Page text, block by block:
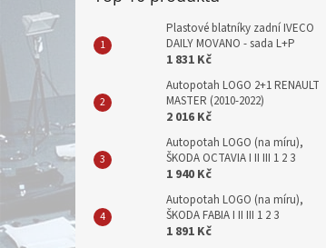
Plastové blatníky zadní IVECO
DAILY MOVANO - sada L+P
1 831 Kč
Autopotah LOGO 2+1 RENAULT
MASTER (2010-2022)
2 016 Kč
Autopotah LOGO (na míru),
ŠKODA OCTAVIA I II III 1 2 3
1 940 Kč
Autopotah LOGO (na míru),
ŠKODA FABIA I II III 1 2 3
1 891 Kč